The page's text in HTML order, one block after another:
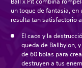
un toque de fantasía,
resulta tan satisfactorio
El caos y la
queda de Ballbylon,
de 60 bolas para
destruyen a tus